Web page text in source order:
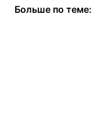
Больше по теме: